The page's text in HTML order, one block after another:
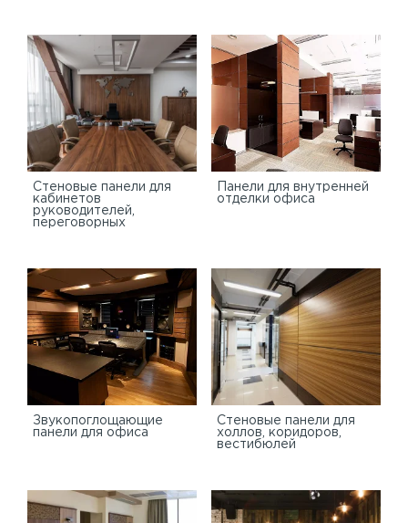
Стеновые панели для
кабинетов
руководителей,
переговорных
Панели для внутренней
отделки офиса
Звукопоглощающие
панели для офиса
Стеновые панели для
холлов, коридоров,
вестибюлей